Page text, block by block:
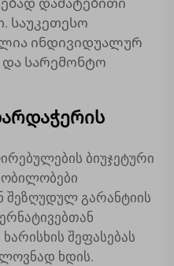
დამატებითი
საუკეთესო
ინდივიდუალურ
და სარემონტო
ბიუჯეტური
შეზღუდულ გარანტიის
შეფასებას
ხდის.